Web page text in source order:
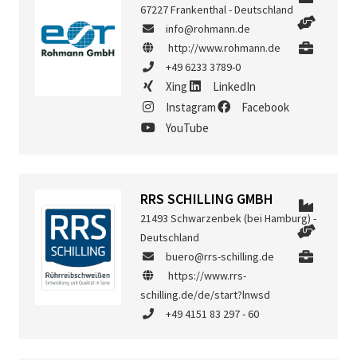
67227 Frankenthal - Deutschland
info@rohmann.de
http://www.rohmann.de
+49 6233 3789-0
Xing
LinkedIn
Instagram
Facebook
YouTube
RRS SCHILLING GMBH
21493 Schwarzenbek (bei Hamburg) -
Deutschland
buero@rrs-schilling.de
https://www.rrs-
schilling.de/de/start?lnwsd
+49 4151 83 297 - 60